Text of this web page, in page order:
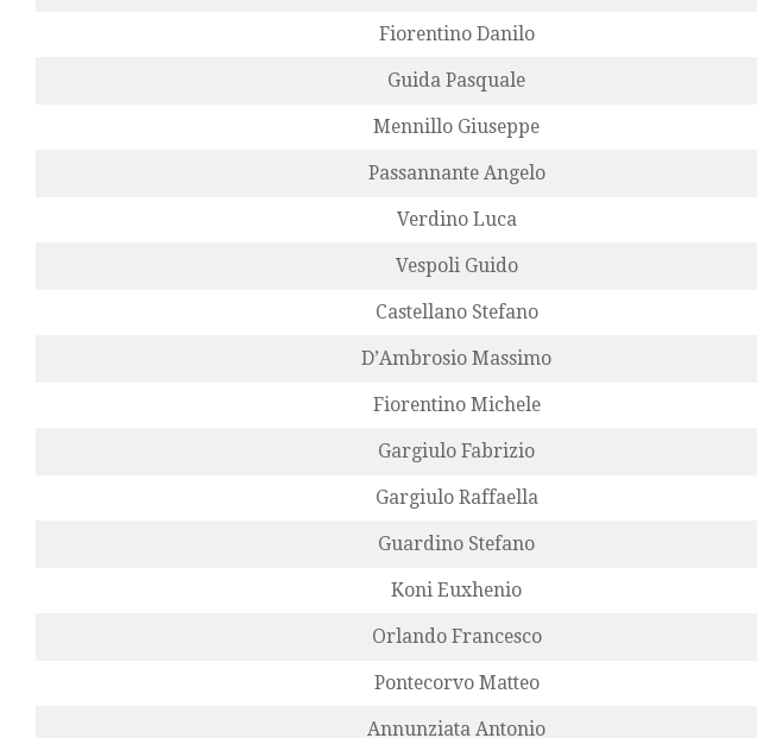
Fiorentino Danilo
Guida Pasquale
Mennillo Giuseppe
Passannante Angelo
Verdino Luca
Vespoli Guido
Castellano Stefano
D’Ambrosio Massimo
Fiorentino Michele
Gargiulo Fabrizio
Gargiulo Raffaella
Guardino Stefano
Koni Euxhenio
Orlando Francesco
Pontecorvo Matteo
Annunziata Antonio